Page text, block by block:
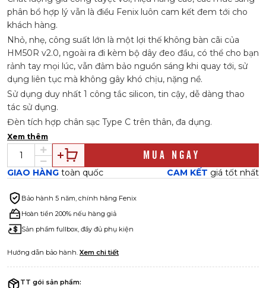
phân bổ hợp lý vẫn là điều Fenix luôn cam kết đem tới cho
khách hàng.
Nhỏ, nhẹ, công suất lớn là một lợi thế không bàn cãi của
HM50R v2.0, ngoài ra đi kèm bộ dây đeo đầu, có thể cho bạn
rảnh tay mọi lúc, vẫn đảm bảo nguồn sáng khi quay tới, sử
dụng liên tục mà không gây khó chịu, nặng nề.
Sử dụng duy nhất 1 công tắc silicon, tin cậy, dễ dàng thao
tác sử dụng.
Đèn tích hợp chân sạc Type C trên thân, đa dụng.
Xem thêm
MUA NGAY
GIAO HÀNG toàn quốc CAM KẾT giá tốt nhất
Bảo hành 5 năm, chính hãng Fenix
Hoàn tiền 200% nếu hàng giả
Sản phẩm fullbox, đầy đủ phụ kiện
Hướng dẫn bảo hành. Xem chi tiết
TT gói sản phẩm: